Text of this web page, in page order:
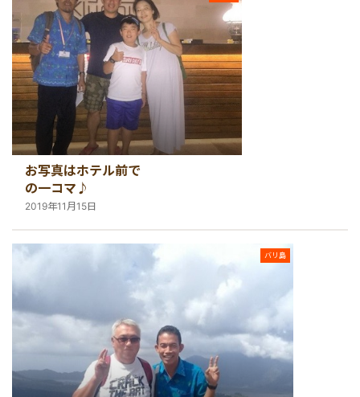
お写真はホテル前で
の一コマ♪
2019年11月15日
バリ島
ャーター
サポート